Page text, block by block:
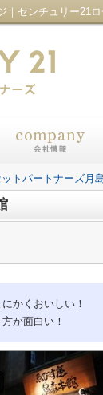
トパートナーズ月
かくおいしい！
が面白い！